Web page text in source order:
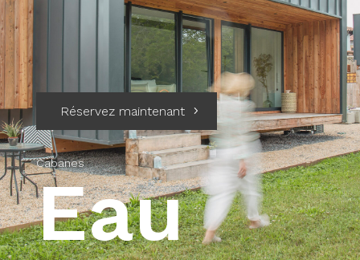
Réservez maintenant
Cabanes
Eau